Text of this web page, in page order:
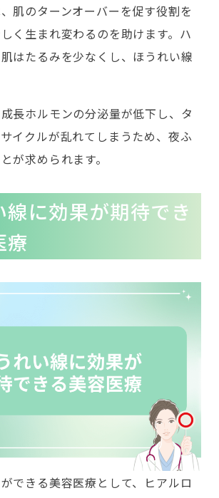
肌のターンオーバーを促す役割を
く生まれ変わるのを助けます。ハ
はたるみを少なくし、ほうれい線
長ホルモンの分泌量が低下し、タ
イクルが乱れてしまうため、夜ふ
が求められます。
線に効果が期待でき
療
できる美容医療として、ヒアルロ